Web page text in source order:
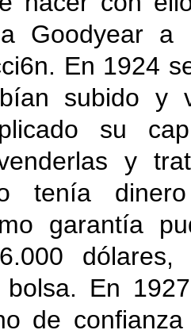
Goodyear a
En 1924
subido y
su
y
tenía
garantía
bolsa. En
de